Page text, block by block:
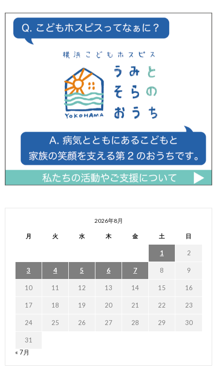
2026年8月
月 火 水 木 金 土 日
1 2
3 4 5 6 7 8 9
10 11 12 13 14 15 16
17 18 19 20 21 22 23
24 25 26 27 28 29 30
31
« 7月